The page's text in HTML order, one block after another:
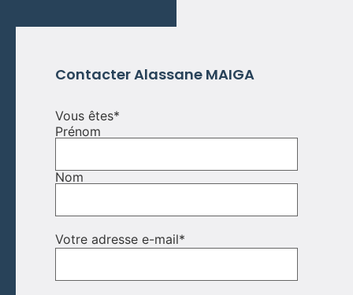
ContacterAlassane MAIGA
Vous êtes*
Prénom
Nom
Votre adresse e-mail*